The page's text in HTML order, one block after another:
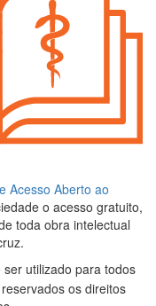
Acesso Aberto ao
o acesso gratuito,
toda obra intelectual
utilizado para todos
os direitos